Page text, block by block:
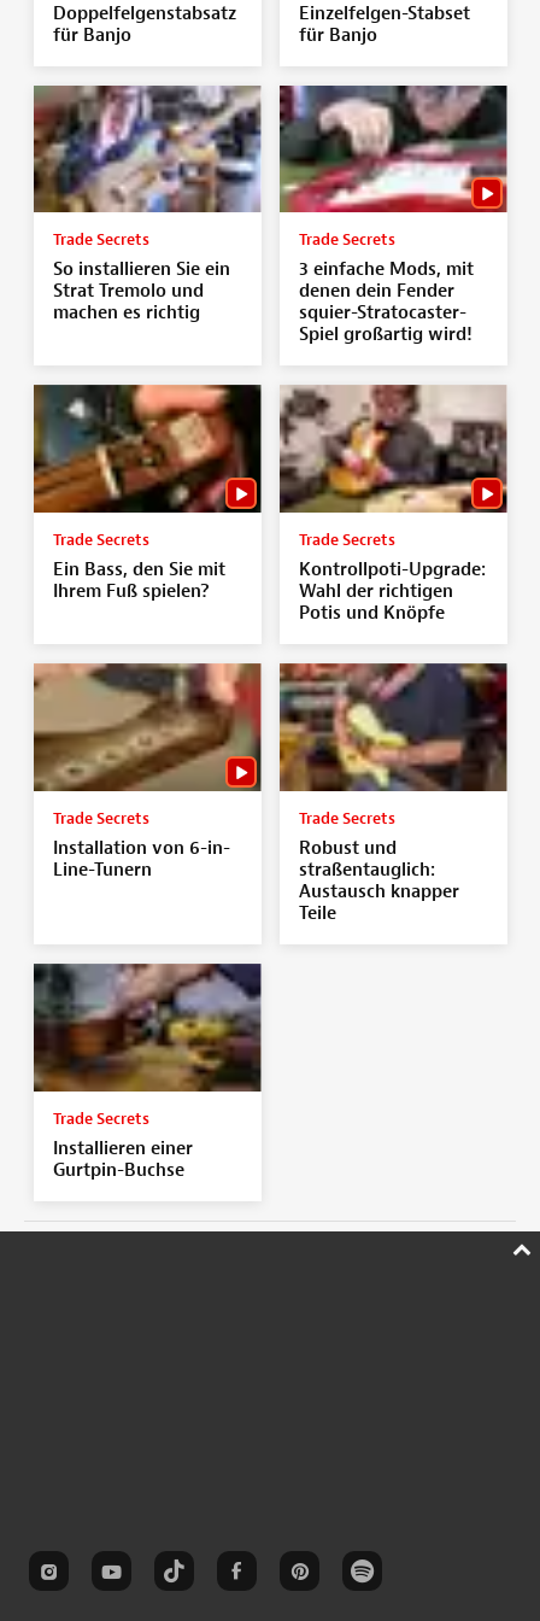
Doppelfelgenstabsatz
für Banjo
Einzelfelgen-Stabset
für Banjo
Trade Secrets
So installieren Sie ein
Strat Tremolo und
machen es richtig
Trade Secrets
3 einfache Mods, mit
denen dein Fender
squier-Stratocaster-
Spiel großartig wird!
Trade Secrets
Ein Bass, den Sie mit
Ihrem Fuß spielen?
Trade Secrets
Kontrollpoti-Upgrade:
Wahl der richtigen
Potis und Knöpfe
Trade Secrets
Installation von 6-in-
Line-Tunern
Trade Secrets
Robust und
straßentauglich:
Austausch knapper
Teile
Trade Secrets
Installieren einer
Gurtpin-Buchse